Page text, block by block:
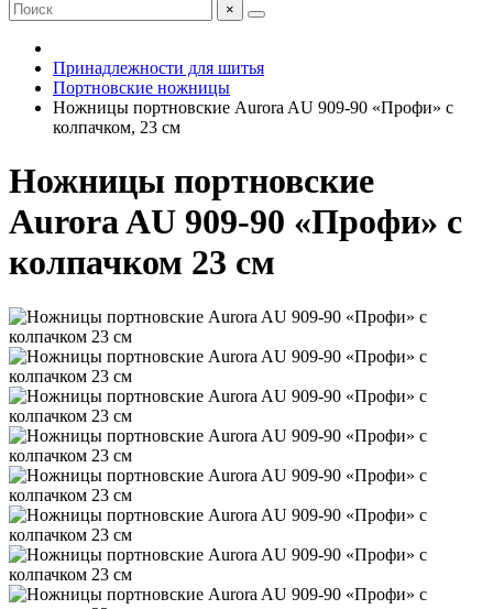
×
Принадлежности для шитья
Портновские ножницы
Ножницы портновские Aurora AU 909-90 «Профи» с
колпачком, 23 см
Ножницы портновские
Aurora AU 909-90 «Профи» с
колпачком 23 см